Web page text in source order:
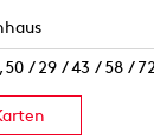
/ 29 / 43 / 58 /